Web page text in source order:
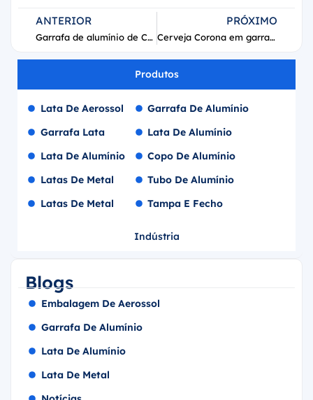
ANTERIOR
Garrafa de alumínio de Coca-Cola de 250ml
PRÓXIMO
Cerveja Corona em garrafa de alumínio de 473ml (16oz)
Produtos
Indústria
Lata De Aerossol
Garrafa Lata
Lata De Alumínio
Latas De Metal
Latas De Metal
Garrafa De Alumínio
Lata De Alumínio
Copo De Alumínio
Tubo De Alumínio
Tampa E Fecho
Blogs
Embalagem De Aerossol
Garrafa De Alumínio
Lata De Alumínio
Lata De Metal